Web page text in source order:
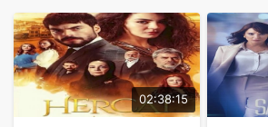
02:38:15